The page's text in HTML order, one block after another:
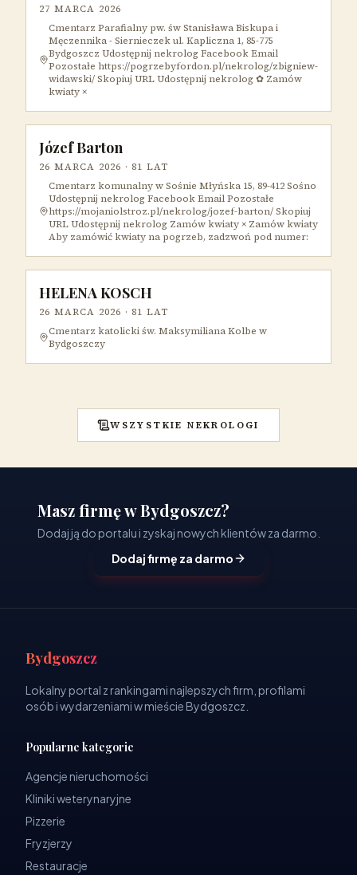
27 MARCA 2026
Cmentarz Parafialny pw. św Stanisława Biskupa i
Męczennika - Siernieczek ul. Kapliczna 1, 85-775
Bydgoszcz Udostępnij nekrolog Facebook Email
Pozostałe https://pogrzebyfordon.pl/nekrolog/zbigniew-
widawski/ Skopiuj URL Udostępnij nekrolog ✿ Zamów
kwiaty ×
Józef Barton
26 MARCA 2026 · 81 LAT
Cmentarz komunalny w Sośnie Młyńska 15, 89-412 Sośno
Udostępnij nekrolog Facebook Email Pozostałe
https://mojaniolstroz.pl/nekrolog/jozef-barton/ Skopiuj
URL Udostępnij nekrolog Zamów kwiaty × Zamów kwiaty
Aby zamówić kwiaty na pogrzeb, zadzwoń pod numer:
HELENA KOSCH
26 MARCA 2026 · 81 LAT
Cmentarz katolicki św. Maksymiliana Kolbe w
Bydgoszczy
WSZYSTKIE NEKROLOGI
Masz firmę w Bydgoszcz?
Dodaj ją do portalu i zyskaj nowych klientów za darmo.
Dodaj firmę za darmo
Bydgoszcz
Lokalny portal z rankingami najlepszych firm, profilami
osób i wydarzeniami w mieście Bydgoszcz.
Popularne kategorie
Agencje nieruchomości
Kliniki weterynaryjne
Pizzerie
Fryzjerzy
Restauracje